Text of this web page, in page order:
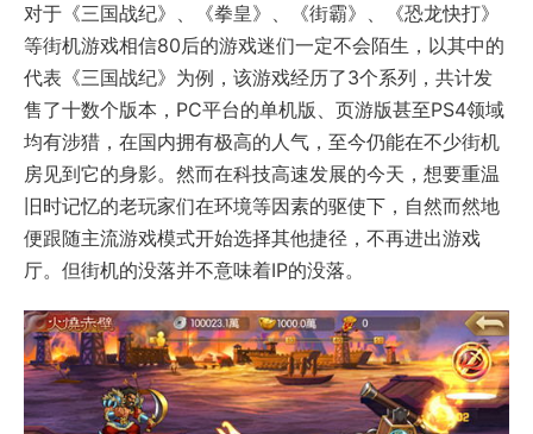
对于《三国战纪》、《拳皇》、《街霸》、《恐龙快打》
等街机游戏相信80后的游戏迷们一定不会陌生，以其中的
代表《三国战纪》为例，该游戏经历了3个系列，共计发
售了十数个版本，PC平台的单机版、页游版甚至PS4领域
均有涉猎，在国内拥有极高的人气，至今仍能在不少街机
房见到它的身影。然而在科技高速发展的今天，想要重温
旧时记忆的老玩家们在环境等因素的驱使下，自然而然地
便跟随主流游戏模式开始选择其他捷径，不再进出游戏
厅。但街机的没落并不意味着IP的没落。